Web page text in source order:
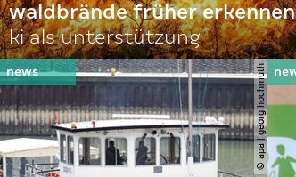
waldbrände früher erkennen
ki als unterstützung
© apa | georg hochmuth